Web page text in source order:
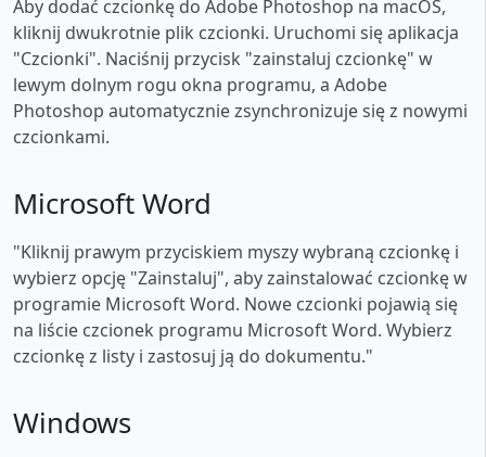
Aby dodać czcionkę do Adobe Photoshop na macOS,
kliknij dwukrotnie plik czcionki. Uruchomi się aplikacja
"Czcionki". Naciśnij przycisk "zainstaluj czcionkę" w
lewym dolnym rogu okna programu, a Adobe
Photoshop automatycznie zsynchronizuje się z nowymi
czcionkami.
Microsoft Word
"Kliknij prawym przyciskiem myszy wybraną czcionkę i
wybierz opcję "Zainstaluj", aby zainstalować czcionkę w
programie Microsoft Word. Nowe czcionki pojawią się
na liście czcionek programu Microsoft Word. Wybierz
czcionkę z listy i zastosuj ją do dokumentu."
Windows